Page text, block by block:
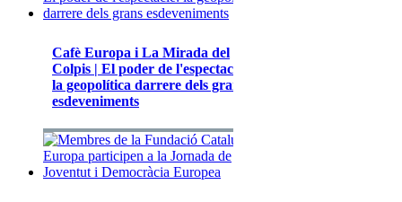
Cafè Europa i La Mirada del
Colpis | El poder de l'espectacle:
la geopolítica darrere dels grans
esdeveniments